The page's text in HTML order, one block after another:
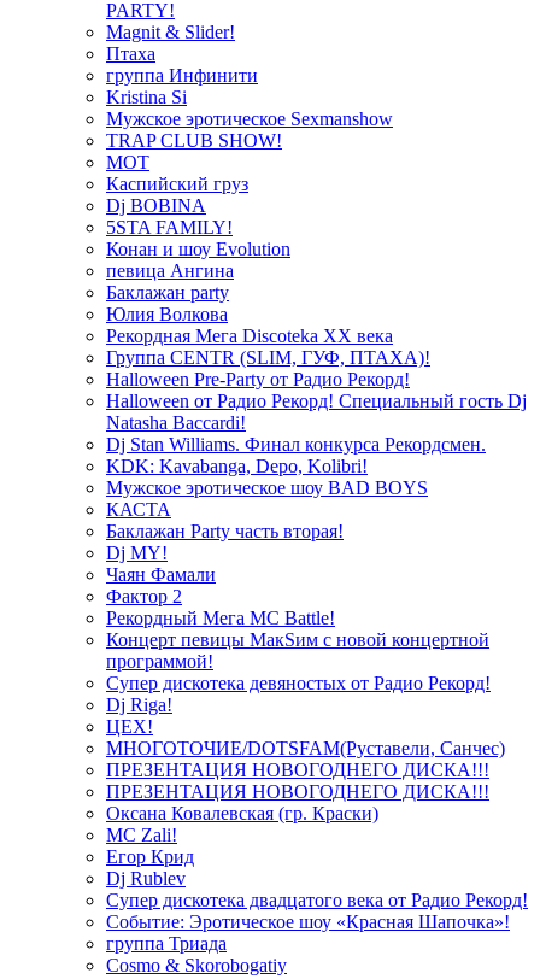
PARTY!
Magnit & Slider!
Птаха
группа Инфинити
Kristina Si
Мужское эротическое Sexmanshow
TRAP CLUB SHOW!
МОТ
Каспийский груз
Dj BOBINA
5STA FAMILY!
Конан и шоу Evolution
певица Ангина
Баклажан party
Юлия Волкова
Рекордная Мега Discoteka XX века
Группа CENTR (SLIM, ГУФ, ПТАХА)!
Halloween Pre-Party от Радио Рекорд!
Halloween от Радио Рекорд! Специальный гость Dj
Natasha Baccardi!
Dj Stan Williams. Финал конкурса Рекордсмен.
KDK: Kavabanga, Depo, Kolibri!
Мужское эротическое шоу BAD BOYS
КАСТА
Баклажан Party часть вторая!
Dj MY!
Чаян Фамали
Фактор 2
Рекордный Мега МС Battle!
Концерт певицы МакSим с новой концертной
программой!
Супер дискотека девяностых от Радио Рекорд!
Dj Riga!
ЦЕХ!
МНОГОТОЧИЕ/DOTSFAM(Руставели, Санчес)
ПРЕЗЕНТАЦИЯ НОВОГОДНЕГО ДИСКА!!!
ПРЕЗЕНТАЦИЯ НОВОГОДНЕГО ДИСКА!!!
Оксана Ковалевская (гр. Краски)
MC Zali!
Егор Крид
Dj Rublev
Супер дискотека двадцатого века от Радио Рекорд!
Событие: Эротическое шоу «Красная Шапочка»!
группа Триада
Cosmo & Skorobogatiy